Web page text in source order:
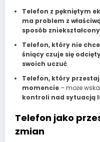
Telefon z pękniętym
ma problem z
sposób zniekształcony
Telefon, który nie chce
śniący czuje się
swoich uczuć.
Telefon, który
momencie– może
kontroli nad sytuacją
Telefon jako
zmian